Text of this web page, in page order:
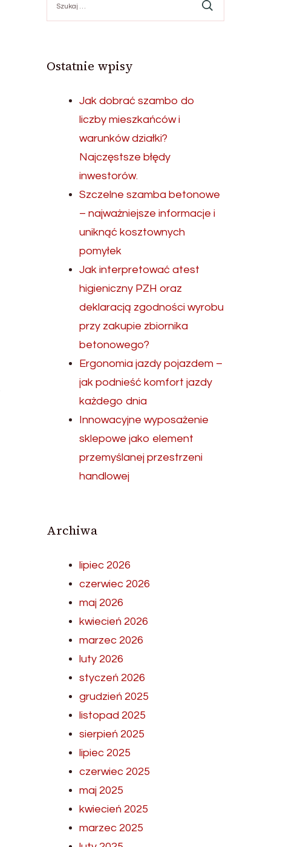
Ostatnie wpisy
Jak dobrać szambo do
liczby mieszkańców i
warunków działki?
Najczęstsze błędy
inwestorów.
Szczelne szamba betonowe
– najważniejsze informacje i
uniknąć kosztownych
pomyłek
Jak interpretować atest
higieniczny PZH oraz
deklaracją zgodności wyrobu
przy zakupie zbiornika
betonowego?
Ergonomia jazdy pojazdem –
jak podnieść komfort jazdy
każdego dnia
Innowacyjne wyposażenie
sklepowe jako element
przemyślanej przestrzeni
handlowej
Archiwa
lipiec 2026
czerwiec 2026
maj 2026
kwiecień 2026
marzec 2026
luty 2026
styczeń 2026
grudzień 2025
listopad 2025
sierpień 2025
lipiec 2025
czerwiec 2025
maj 2025
kwiecień 2025
marzec 2025